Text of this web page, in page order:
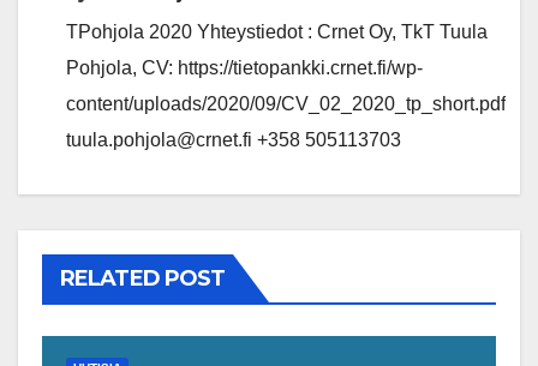
TPohjola 2020 Yhteystiedot : Crnet Oy, TkT Tuula
Pohjola, CV: https://tietopankki.crnet.fi/wp-
content/uploads/2020/09/CV_02_2020_tp_short.pdf
tuula.pohjola@crnet.fi +358 505113703
RELATED POST